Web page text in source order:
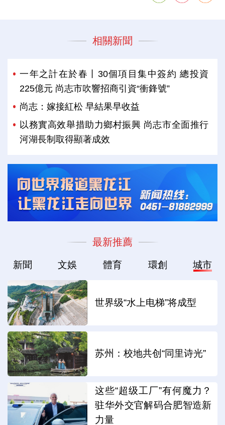
相關新聞
一年之計在於春丨30個項目集中簽約 總投資
225億元 尚志市吹響招商引資“衝鋒號”
尚志：嫁接紅松 早結果早收益
以務實高效舉措助力鄉村振興 尚志市全面推行
河湖長制取得顯著成效
最新推薦
新聞 文娛 體育 環創 城市
世界级“水上电梯”将成型
苏州：校地共创“同里诗光”
这些“超级工厂”有何魔力？
驻华外交官解码合肥智造新
力量